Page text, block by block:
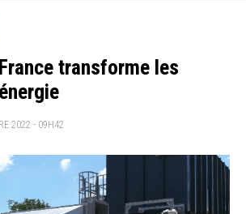
transforme les
2022 - 09H42